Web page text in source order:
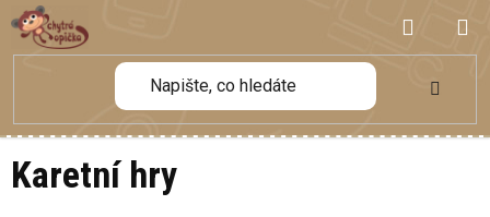
Přejít
na
obsah
KOŠÍK
Karetní hry